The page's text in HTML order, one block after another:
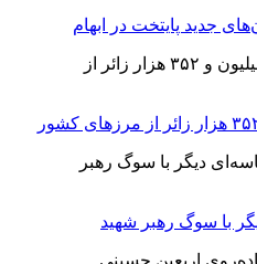
جدید پایتخت در ابهام